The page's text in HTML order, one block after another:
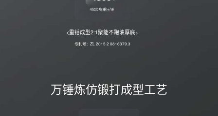
<重锤成型2:1聚能不跑油厚底>
专利号：ZL 2015 2 0816379.3
万锤炼仿锻打成型工艺